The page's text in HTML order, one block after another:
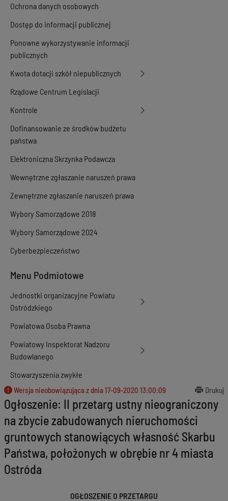
Ochrona danych osobowych
Dostęp do informacji publicznej
Ponowne wykorzystywanie informacji
publicznych
Kwota dotacji szkół niepublicznych
Rządowe Centrum Legislacji
Kontrole
Dofinansowanie ze środków budżetu
państwa
Elektroniczna Skrzynka Podawcza
Wewnętrzne zgłaszanie naruszeń prawa
Zewnętrzne zgłaszanie naruszeń prawa
Wybory Samorządowe 2018
Wybory Samorządowe 2024
Cyberbezpieczeństwo
Menu Podmiotowe
Jednostki organizacyjne Powiatu
Ostródzkiego
Powiatowa Osoba Prawna
Powiatowy Inspektorat Nadzoru
Budowlanego
Stowarzyszenia zwykłe
Wersja nieobowiązująca z dnia17-09-2020 13:00:09 Drukuj
Ogłoszenie: II przetarg ustny nieograniczony
na zbycie zabudowanych nieruchomości
gruntowych stanowiących własność Skarbu
Państwa, położonych w obrębie nr 4 miasta
Ostróda
OGŁOSZENIE O PRZETARGU